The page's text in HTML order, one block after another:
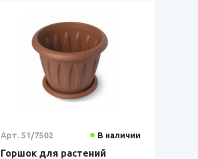
Арт. 51/7502 В наличии
Горшок для растений